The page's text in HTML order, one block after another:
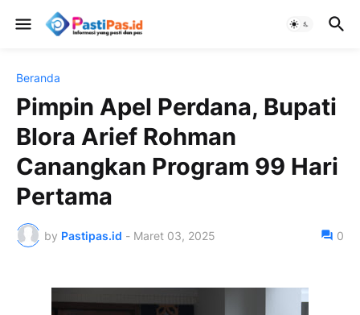
Beranda
Pimpin Apel Perdana, Bupati
Blora Arief Rohman
Canangkan Program 99 Hari
Pertama
by Pastipas.id - Maret 03, 2025 0